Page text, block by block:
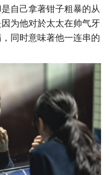
自己拿著钳子粗暴的从
为他对於太太在帅气牙
同时意味著他一连串的